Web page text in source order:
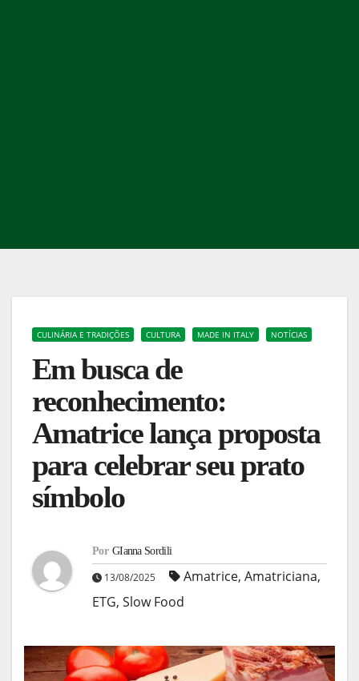
CULINÁRIA E TRADIÇÕES CULTURA MADE IN ITALY NOTÍCIAS
Em busca de
reconhecimento:
Amatrice lança proposta
para celebrar seu prato
símbolo
Por GIanna Sordili
13/08/2025 Amatrice, Amatriciana,
ETG, Slow Food